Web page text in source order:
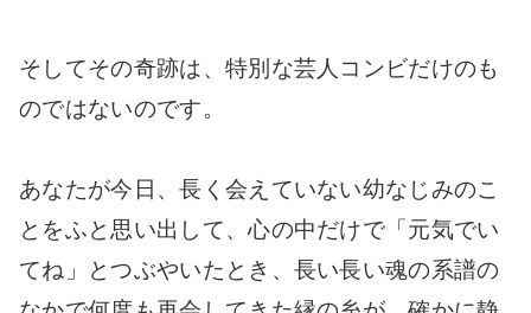
そしてその奇跡は、特別な芸人コンビだけのも
のではないのです。
あなたが今日、長く会えていない幼なじみのこ
とをふと思い出して、心の中だけで「元気でい
てね」とつぶやいたとき、長い長い魂の系譜の